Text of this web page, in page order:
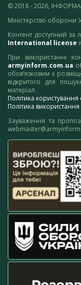
© 2018 - 2026,
Міністерство оборони
Контент доступний за
International license
При використанні
armyinform.com.ua
обов’язковим є
відкритого для
матеріал.
Політика
Політика
Зауваження та